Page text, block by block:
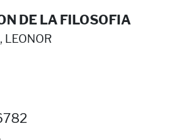
DE LA FILOSOFIA
LEONOR